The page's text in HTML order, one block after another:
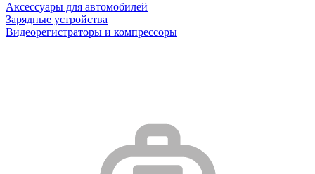
Аксессуары для автомобилей
Зарядные устройства
Видеорегистраторы и компрессоры